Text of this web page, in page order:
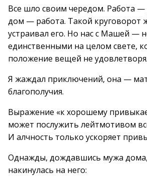
Все шло своим чередом. Работа
дом — работа. Такой круговорот
устраивал его. Но нас с Машей —
единственными на целом свете,
положение вещей не
Я жаждал приключений, она —
благополучия.
Выражение «к хорошему
может послужить лейтмотивом
И алчность только ускоряет
Однажды, дождавшись мужа
накинулась на него: